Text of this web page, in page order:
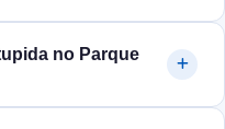
no Parque